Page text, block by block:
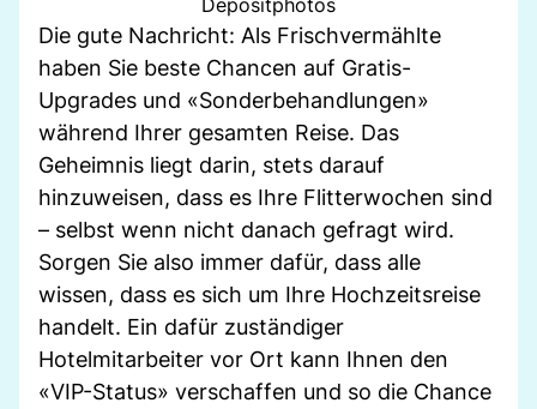
Die gute Nachricht: Als Frischvermählte
haben Sie beste Chancen auf Gratis-
Upgrades und «Sonderbehandlungen»
während Ihrer gesamten Reise. Das
Geheimnis liegt darin, stets darauf
hinzuweisen, dass es Ihre Flitterwochen sind
– selbst wenn nicht danach gefragt wird.
Sorgen Sie also immer dafür, dass alle
wissen, dass es sich um Ihre Hochzeitsreise
handelt. Ein dafür zuständiger
Hotelmitarbeiter vor Ort kann Ihnen den
«VIP-Status» verschaffen und so die Chance